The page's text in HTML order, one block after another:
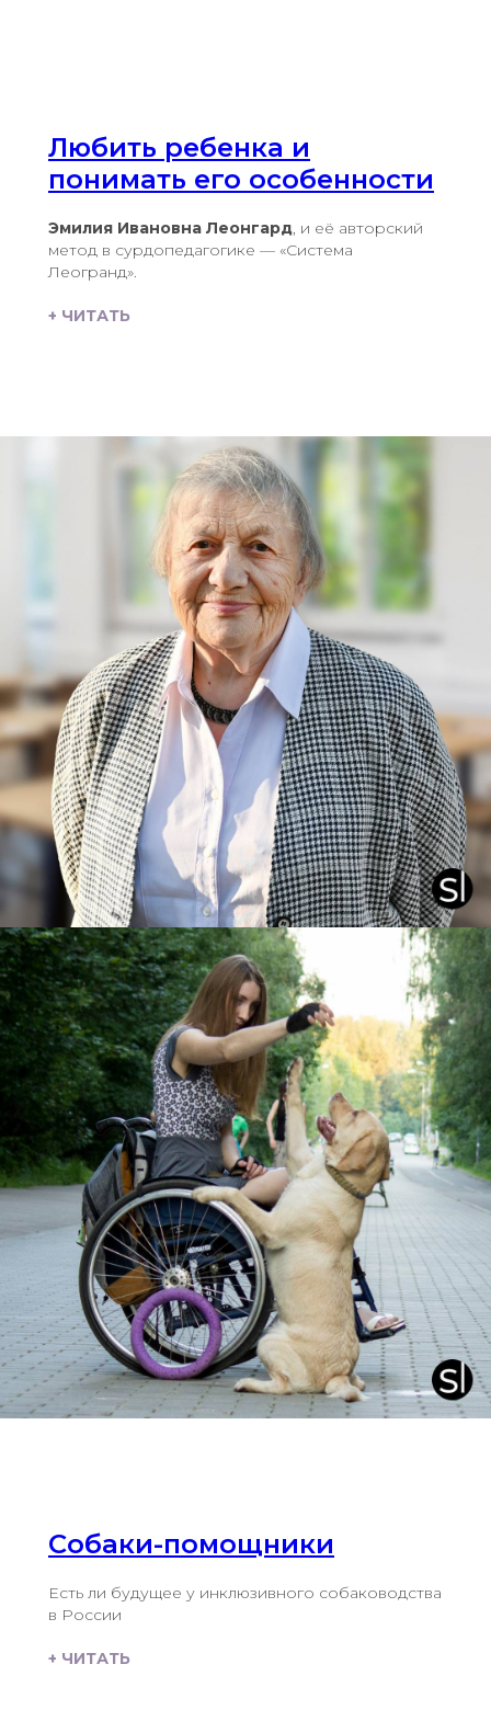
Любить ребенка и
понимать его особенности
Эмилия Ивановна Леонгард, и её авторский
метод в сурдопедагогике — «Система
Леогранд».
+ ЧИТАТЬ
Собаки-помощники
Есть ли будущее у инклюзивного собаководства
в России
+ ЧИТАТЬ